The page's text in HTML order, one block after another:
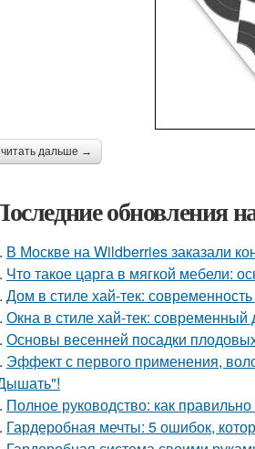
читать дальше →
обновления
В Москве на Wildberries заказали
Что такое царга в мягкой мебели:
Дом в стиле хай-тек:
Окна в стиле хай-тек:
Основы весенней посадки
Эффект с первого применения,
Полное руководство: как
Гардеробная мечты: 5 ошибок,